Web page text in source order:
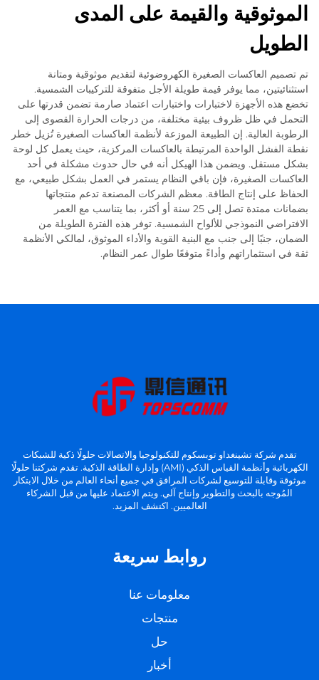
الموثوقية والقيمة على المدى
الطويل
تم تصميم العاكسات الصغيرة الكهروضوئية لتقديم موثوقية ومتانة
استثنائيتين، مما يوفر قيمة طويلة الأجل متفوقة للتركيبات الشمسية.
تخضع هذه الأجهزة لاختبارات واختبارات اعتماد صارمة تضمن قدرتها على
التحمل في ظل ظروف بيئية مختلفة، من درجات الحرارة القصوى إلى
الرطوبة العالية. إن الطبيعة الموزعة لأنظمة العاكسات الصغيرة تُزيل خطر
نقطة الفشل الواحدة المرتبطة بالعاكسات المركزية، حيث يعمل كل لوحة
بشكل مستقل. ويضمن هذا الهيكل أنه في حال حدوث مشكلة في أحد
العاكسات الصغيرة، فإن باقي النظام يستمر في العمل بشكل طبيعي، مع
الحفاظ على إنتاج الطاقة. معظم الشركات المصنعة تدعم منتجاتها
بضمانات ممتدة تصل إلى 25 سنة أو أكثر، بما يتناسب مع العمر
الافتراضي النموذجي للألواح الشمسية. توفر هذه الفترة الطويلة من
الضمان، جنبًا إلى جنب مع البنية القوية والأداء الموثوق، لمالكي الأنظمة
ثقة في استثماراتهم وأداءً متوقعًا طوال عمر النظام.
تقدم شركة تشينغداو توبسكوم للتكنولوجيا والاتصالات حلولًا ذكية للشبكات
الكهربائية وأنظمة القياس الذكي (AMI) وإدارة الطاقة الذكية. تقدم شركتنا حلولًا
موثوقة وقابلة للتوسيع لشركات المرافق في جميع أنحاء العالم من خلال الابتكار
المُوجه بالبحث والتطوير وإنتاج آلي. ويتم الاعتماد عليها من قبل الشركاء
العالميين. اكتشف المزيد.
روابط سريعة
معلومات عنا
منتجات
حل
أخبار